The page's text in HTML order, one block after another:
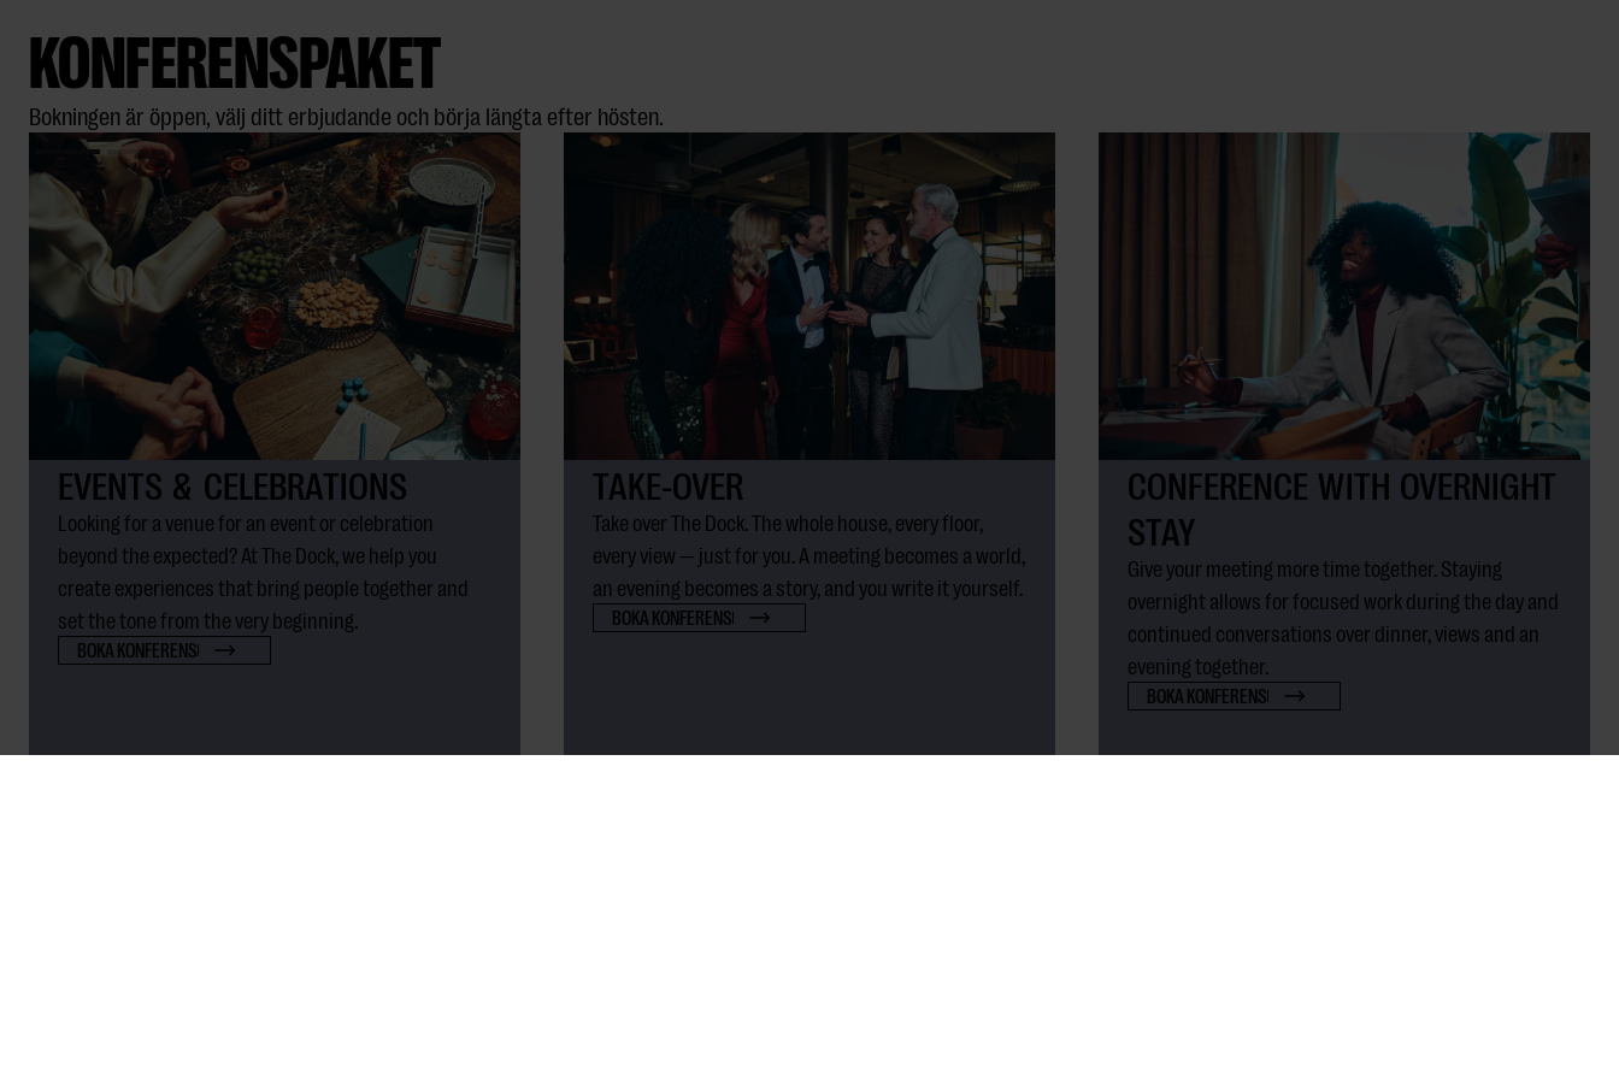
KONFERENSPAKET
Bokningen är öppen, välj ditt erbjudande och börja längta efter hösten.
EVENTS & CELEBRATIONS
Looking for a venue for an event or celebration
beyond the expected? At The Dock, we help you
create experiences that bring people together and
set the tone from the very beginning.
BOKA KONFERENS
TAKE-OVER
Take over The Dock. The whole house, every floor,
every view — just for you. A meeting becomes a world,
an evening becomes a story, and you write it yourself.
BOKA KONFERENS
CONFERENCE WITH OVERNIGHT
STAY
Give your meeting more time together. Staying
overnight allows for focused work during the day and
continued conversations over dinner, views and an
evening together.
BOKA KONFERENS